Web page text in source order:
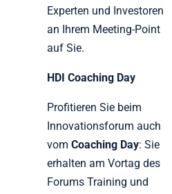
Experten und Investoren
an Ihrem Meeting-Point
auf Sie.
HDI Coaching Day
Profitieren Sie beim
Innovationsforum auch
vomCoaching Day: Sie
erhalten am Vortag des
Forums Training und